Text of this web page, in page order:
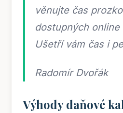
věnujte čas
dostupných online
Ušetří vám čas i
Radomír Dvořák
Výhody daňové